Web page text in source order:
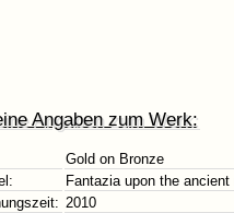
Angaben zum Werk:
Gold on Bronze
Fantazia upon the
2010